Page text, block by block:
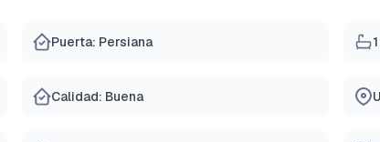
Puerta: Persiana
Calidad: Buena